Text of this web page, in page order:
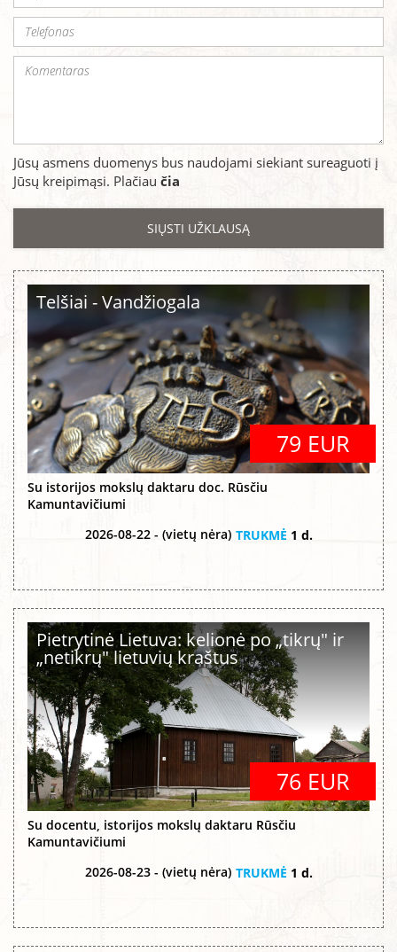
Jūsų asmens duomenys bus naudojami siekiant sureaguoti į
Jūsų kreipimąsi. Plačiau čia
Telšiai - Vandžiogala
79 EUR
Su istorijos mokslų daktaru doc. Rūsčiu
Kamuntavičiumi
2026-08-22 - (vietų nėra) TRUKMĖ 1 d.
Pietrytinė Lietuva: kelionė po „tikrų" ir
„netikrų" lietuvių kraštus
76 EUR
Su docentu, istorijos mokslų daktaru Rūsčiu
Kamuntavičiumi
2026-08-23 - (vietų nėra) TRUKMĖ 1 d.